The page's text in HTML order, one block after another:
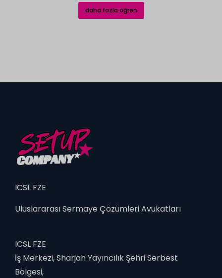
daha fazla öğren
ICSL FZE
Uluslararası Sermaye Çözümleri Avukatları
ICSL FZE
İş Merkezi, Sharjah Yayıncılık Şehri Serbest
Bölgesi,